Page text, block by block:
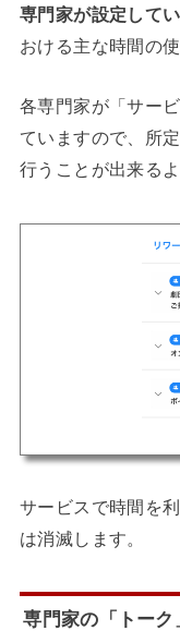
専門家が設定して
おける主な時間の使
各専門家が「サー
ていますので、所
行うことが出来る
サービスで時間を
は消滅します。
専門家の「トー